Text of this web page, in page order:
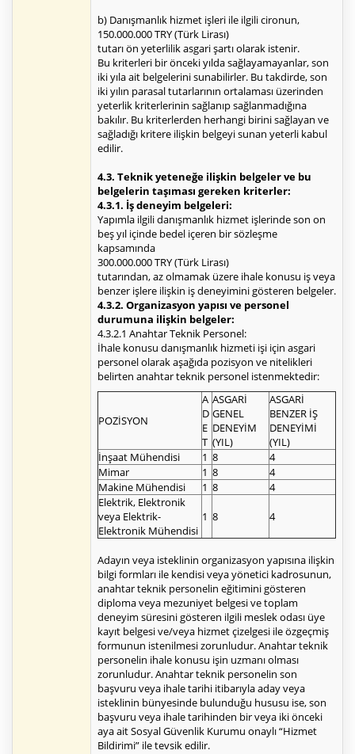
b) Danışmanlık hizmet işleri ile ilgili cironun,
150.000.000 TRY (Türk Lirası)
tutarı ön yeterlilik asgari şartı olarak istenir.
Bu kriterleri bir önceki yılda sağlayamayanlar, son
iki yıla ait belgelerini sunabilirler. Bu takdirde, son
iki yılın parasal tutarlarının ortalaması üzerinden
yeterlik kriterlerinin sağlanıp sağlanmadığına
bakılır. Bu kriterlerden herhangi birini sağlayan ve
sağladığı kritere ilişkin belgeyi sunan yeterli kabul
edilir.
4.3. Teknik yeteneğe ilişkin belgeler ve bu
belgelerin taşıması gereken kriterler:
4.3.1. İş deneyim belgeleri:
Yapımla ilgili danışmanlık hizmet işlerinde son on
beş yıl içinde bedel içeren bir sözleşme
kapsamında
300.000.000 TRY (Türk Lirası)
tutarından, az olmamak üzere ihale konusu iş veya
benzer işlere ilişkin iş deneyimini gösteren belgeler.
4.3.2. Organizasyon yapısı ve personel
durumuna ilişkin belgeler:
4.3.2.1 Anahtar Teknik Personel:
İhale konusu danışmanlık hizmeti işi için asgari
personel olarak aşağıda pozisyon ve nitelikleri
belirten anahtar teknik personel istenmektedir:
POZİSYON
A
D
E
T
ASGARİ
GENEL
DENEYİM
(YIL)
ASGARİ
BENZER İŞ
DENEYİMİ
(YIL)
İnşaat Mühendisi
1 8
4
Mimar
1 8
4
Makine Mühendisi
1 8
4
Elektrik, Elektronik
veya Elektrik-
Elektronik Mühendisi
1 8 4
Adayın veya isteklinin organizasyon yapısına ilişkin
bilgi formları ile kendisi veya yönetici kadrosunun,
anahtar teknik personelin eğitimini gösteren
diploma veya mezuniyet belgesi ve toplam
deneyim süresini gösteren ilgili meslek odası üye
kayıt belgesi ve/veya hizmet çizelgesi ile özgeçmiş
formunun istenilmesi zorunludur. Anahtar teknik
personelin ihale konusu işin uzmanı olması
zorunludur. Anahtar teknik personelin son
başvuru veya ihale tarihi itibarıyla aday veya
isteklinin bünyesinde bulunduğu hususu ise, son
başvuru veya ihale tarihinden bir veya iki önceki
aya ait Sosyal Güvenlik Kurumu onaylı “Hizmet
Bildirimi” ile tevsik edilir.